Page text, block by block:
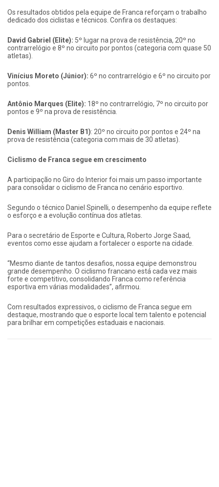
Os resultados obtidos pela equipe de Franca reforçam o trabalho
dedicado dos ciclistas e técnicos. Confira os destaques:
David Gabriel (Elite): 5º lugar na prova de resistência, 20º no
contrarrelógio e 8º no circuito por pontos (categoria com quase 50
atletas).
Vinícius Moreto (Júnior): 6º no contrarrelógio e 6º no circuito por
pontos.
Antônio Marques (Elite): 18º no contrarrelógio, 7º no circuito por
pontos e 9º na prova de resistência.
Denis William (Master B1): 20º no circuito por pontos e 24º na
prova de resistência (categoria com mais de 30 atletas).
Ciclismo de Franca segue em crescimento
A participação no Giro do Interior foi mais um passo importante
para consolidar o ciclismo de Franca no cenário esportivo.
Segundo o técnico Daniel Spinelli, o desempenho da equipe reflete
o esforço e a evolução contínua dos atletas.
Para o secretário de Esporte e Cultura, Roberto Jorge Saad,
eventos como esse ajudam a fortalecer o esporte na cidade.
“Mesmo diante de tantos desafios, nossa equipe demonstrou
grande desempenho. O ciclismo francano está cada vez mais
forte e competitivo, consolidando Franca como referência
esportiva em várias modalidades”, afirmou.
Com resultados expressivos, o ciclismo de Franca segue em
destaque, mostrando que o esporte local tem talento e potencial
para brilhar em competições estaduais e nacionais.